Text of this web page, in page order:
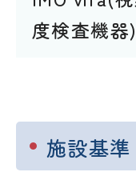
度検査機器)
施設基準